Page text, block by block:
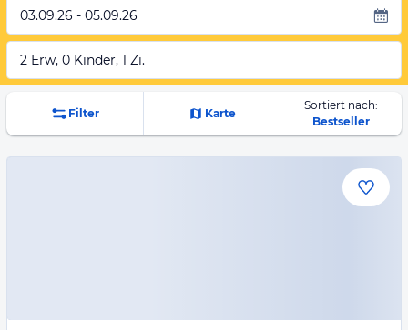
03.09.26 - 05.09.26
2 Erw, 0 Kinder, 1 Zi.
Filter Karte
Sortiert nach:
Bestseller